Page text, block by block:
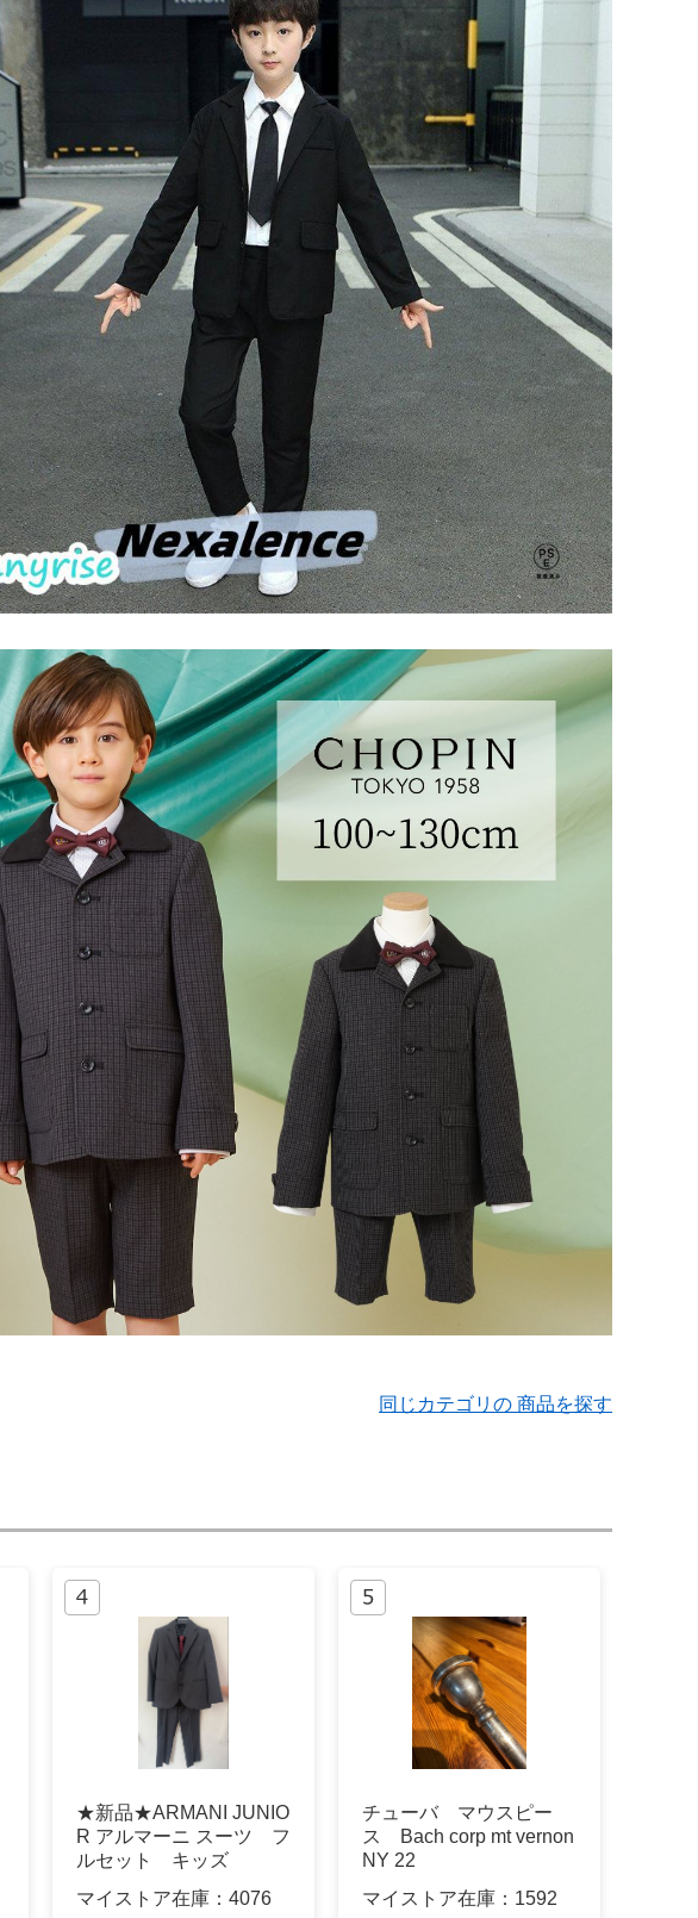
同じカテゴリの 商品を探す
★新品★ARMANI JUNIO
R アルマーニ スーツ フ
ルセット キッズ
マイストア在庫： 4076
チューバ マウスピー
ス Bach corp mt vernon
NY 22
マイストア在庫： 1592